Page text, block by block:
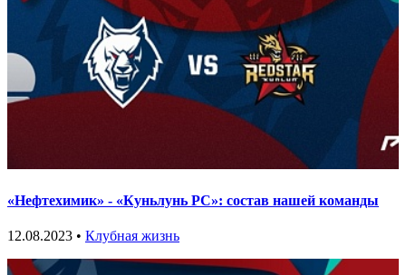
«Нефтехимик» - «Куньлунь РС»: состав нашей команды
12.08.2023 • Клубная жизнь